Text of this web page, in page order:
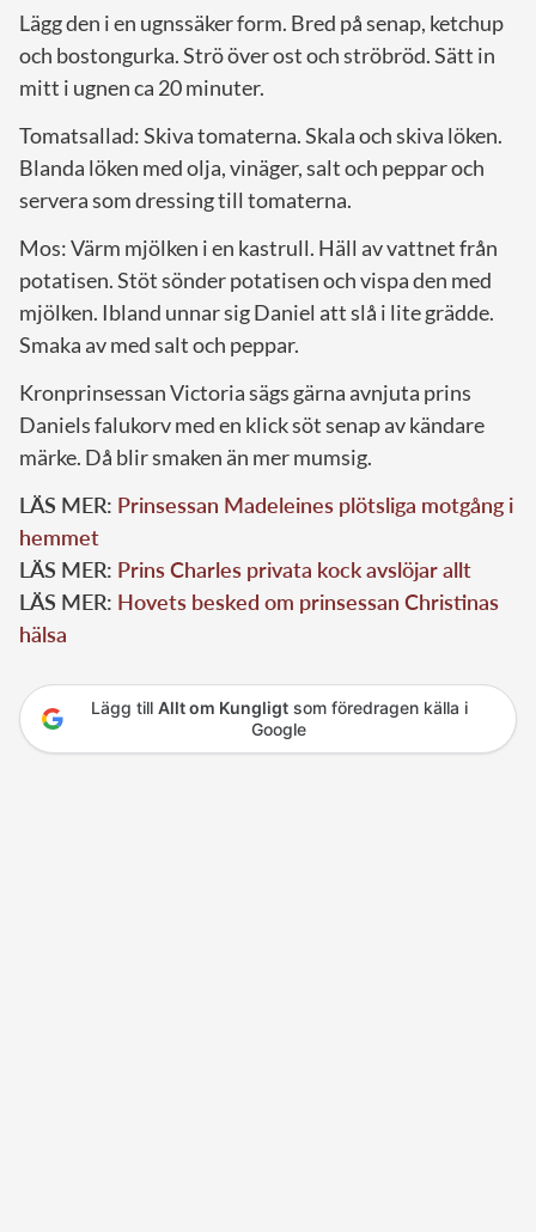
Lägg den i en ugnssäker form. Bred på senap, ketchup
och bostongurka. Strö över ost och ströbröd. Sätt in
mitt i ugnen ca 20 minuter.
Tomatsallad: Skiva tomaterna. Skala och skiva löken.
Blanda löken med olja, vinäger, salt och peppar och
servera som dressing till tomaterna.
Mos: Värm mjölken i en kastrull. Häll av vattnet från
potatisen. Stöt sönder potatisen och vispa den med
mjölken. Ibland unnar sig Daniel att slå i lite grädde.
Smaka av med salt och peppar.
Kronprinsessan Victoria sägs gärna avnjuta prins
Daniels falukorv med en klick söt senap av kändare
märke. Då blir smaken än mer mumsig.
LÄS MER: Prinsessan Madeleines plötsliga motgång i
hemmet
LÄS MER: Prins Charles privata kock avslöjar allt
LÄS MER: Hovets besked om prinsessan Christinas
hälsa
Lägg till Allt om Kungligtsom föredragen källa i
Google